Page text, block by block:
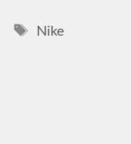
Címkék
Nike